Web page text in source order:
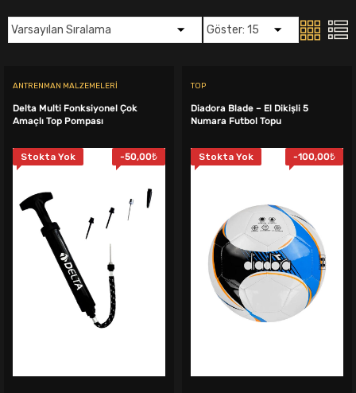
ANTRENMAN MALZEMELERI
Delta Multi Fonksiyonel Çok
Amaçlı Top Pompası
Stokta Yok -50,00₺
TOP
Diadora Blade – El Dikişli 5
Numara Futbol Topu
Stokta Yok -100,00₺